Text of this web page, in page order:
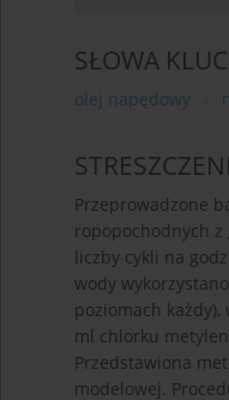
SŁOWA
olej napędowy
Przeprowadzone
ropopochodnych
liczby cykli na
wody
poziomach
ml chlorku
Przedstawiona
modelowej.